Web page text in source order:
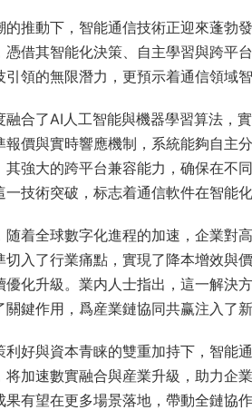
的推動下，智能通信技術正迎來蓬勃
憑借其智能化決策、自主學習與跨平
領的無限潛力，更預示着通信領域
融合了AI人工智能與機器學習算法，
報價與實時響應機制，系統能夠自主
其強大的跨平台兼容能力，确保在不
技術突破，标志着通信軟件在智能
随着全球數字化進程的加速，企業對
切入了行業痛點，實現了降本增效與
優化升級。業内人士指出，這一解決
鍵作用，爲産業鏈協同共赢注入了新
利好與資本青睐的雙重加持下，智能
将加速數實融合與産業升級，助力企
果有望在更多場景落地，帶動全鏈協